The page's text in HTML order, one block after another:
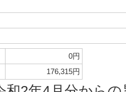
0円
176,315円